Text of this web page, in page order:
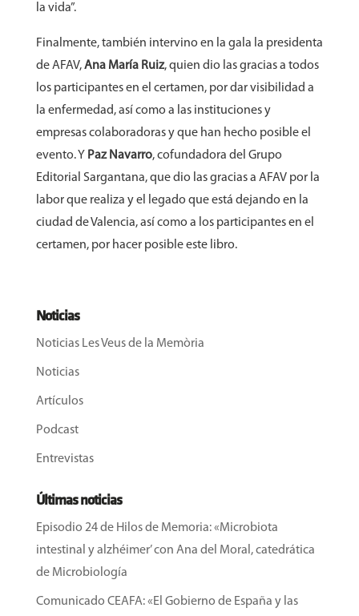
la vida”.
Finalmente, también intervino en la gala la presidenta
de AFAV,Ana María Ruiz, quien dio las gracias a todos
los participantes en el certamen, por dar visibilidad a
la enfermedad, así como a las instituciones y
empresas colaboradoras y que han hecho posible el
evento. Y Paz Navarro, cofundadora del Grupo
Editorial Sargantana, que dio las gracias a AFAV por la
labor que realiza y el legado que está dejando en la
ciudad de Valencia, así como a los participantes en el
certamen, por hacer posible este libro.
Noticias
Noticias Les Veus de la Memòria
Noticias
Artículos
Podcast
Entrevistas
Últimas noticias
Episodio 24 de Hilos de Memoria: «Microbiota
intestinal y alzhéimer’ con Ana del Moral, catedrática
de Microbiología
Comunicado CEAFA: «El Gobierno de España y las